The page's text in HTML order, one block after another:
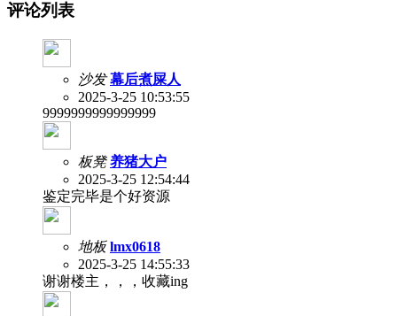
评论列表
沙发 幕后煮屎人
2025-3-25 10:53:55
9999999999999999
板凳 养猪大户
2025-3-25 12:54:44
鉴定完毕是个好资源
地板 lmx0618
2025-3-25 14:55:33
谢谢楼主，，，收藏ing